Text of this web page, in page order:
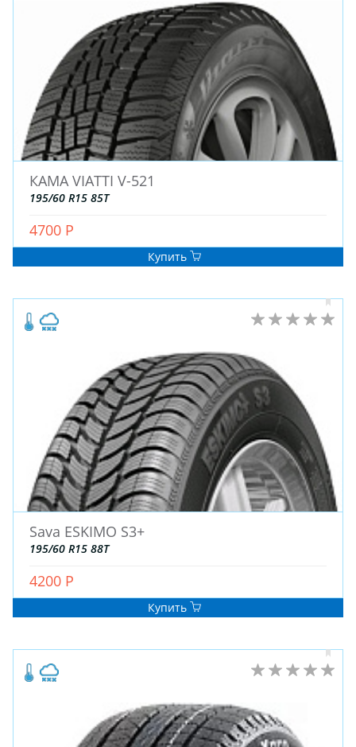
ЛЕТНИЕ
ДЛЯ СПЕЦТЕХНИКИ
ДЛЯ ГРУЗОВЫХ АВТО
ДЛЯ ГРУЗОВЫХ АВТО
ДЛЯ ЛЕГКОВЫХ АВТО
ШИНЫ
ДИСКИ
КАМА VIATTI V-521
195/60 R15 85T
4700 Р
Купить
Sava ESKIMO S3+
195/60 R15 88T
4200 Р
Купить